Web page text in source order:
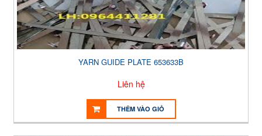
YARN GUIDE PLATE 653633B
Liên hệ
THÊM VÀO GIỎ